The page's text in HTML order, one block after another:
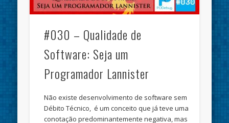
#030 – Qualidade de
Software: Seja um
Programador Lannister
Não existe desenvolvimento de software sem
Débito Técnico, é um conceito que já teve uma
conotação predominantemente negativa, mas